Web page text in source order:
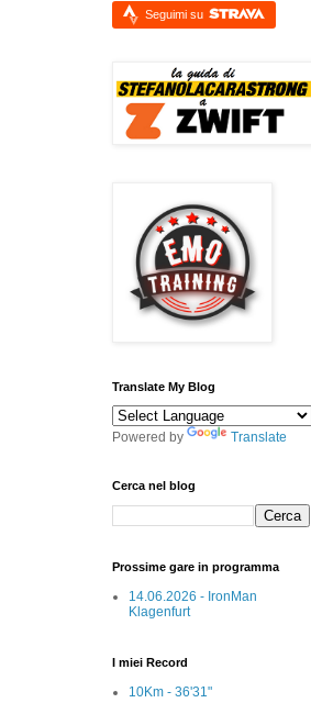
Seguimi su
Translate My Blog
Powered by Translate
Cerca nel blog
Prossime gare in programma
14.06.2026 - IronMan
Klagenfurt
I miei Record
10Km - 36'31"